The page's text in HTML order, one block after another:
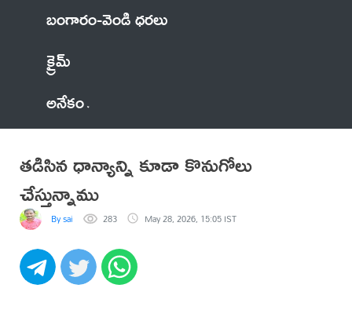
బంగారం-వెండి ధరలు
క్రైమ్
అనేకం
తడిసిన ధాన్యాన్ని కూడా కొనుగోలు
చేస్తున్నాము
By sai 283 May 28, 2026, 15:05 IST